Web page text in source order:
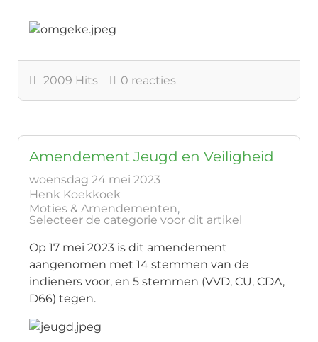
2009 Hits 0 reacties
Amendement Jeugd en Veiligheid
woensdag 24 mei 2023
Henk Koekkoek
Moties & Amendementen
Selecteer de categorie voor dit artikel
Op 17 mei 2023 is dit amendement
aangenomen met 14 stemmen van de
indieners voor, en 5 stemmen (VVD, CU, CDA,
D66) tegen.